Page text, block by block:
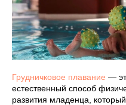
Грудничковое плавание —
естественный способ
развития младенца,